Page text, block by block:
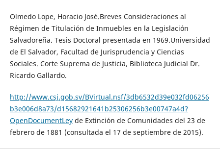
Olmedo Lope, Horacio José.Breves Consideraciones al
Régimen de Titulación de Inmuebles en la Legislación
Salvadoreña. Tesis Doctoral presentada en 1969.Universidad
de El Salvador, Facultad de Jurisprudencia y Ciencias
Sociales. Corte Suprema de Justicia, Biblioteca Judicial Dr.
Ricardo Gallardo.
http://www.csj.gob.sv/BVirtual.nsf/3db6532d39e032fd06256
b3e006d8a73/d15682921641b25306256b3e00747a4d?
OpenDocumentLeyde Extinción de Comunidades del 23 de
febrero de 1881 (consultada el 17 de septiembre de 2015).